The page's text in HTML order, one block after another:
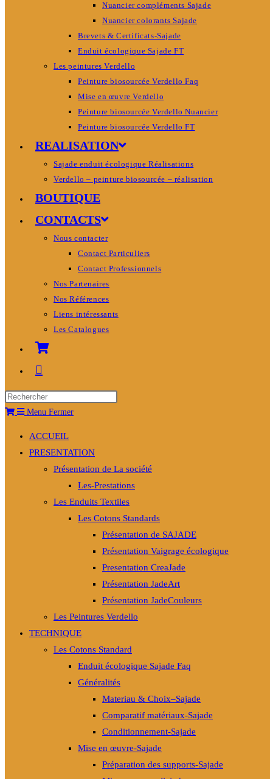
Nuancier compléments Sajade
Nuancier colorants Sajade
Brevets & Certificats-Sajade
Enduit écologique Sajade FT
Les peintures Verdello
Peinture biosourcée Verdello Faq
Mise en œuvre Verdello
Peinture biosourcée Verdello Nuancier
Peinture biosourcée Verdello FT
REALISATION
Sajade enduit écologique Réalisations
Verdello – peinture biosourcée – réalisation
BOUTIQUE
CONTACTS
Nous contacter
Contact Particuliers
Contact Professionnels
Nos Partenaires
Nos Références
Liens intéressants
Les Catalogues
Menu Fermer
ACCUEIL
PRESENTATION
Présentation de La société
Les-Prestations
Les Enduits Textiles
Les Cotons Standards
Présentation de SAJADE
Présentation Vaigrage écologique
Presentation CreaJade
Présentation JadeArt
Présentation JadeCouleurs
Les Peintures Verdello
TECHNIQUE
Les Cotons Standard
Enduit écologique Sajade Faq
Généralités
Materiau & Choix–Sajade
Comparatif matériaux-Sajade
Conditionnement-Sajade
Mise en œuvre-Sajade
Préparation des supports-Sajade